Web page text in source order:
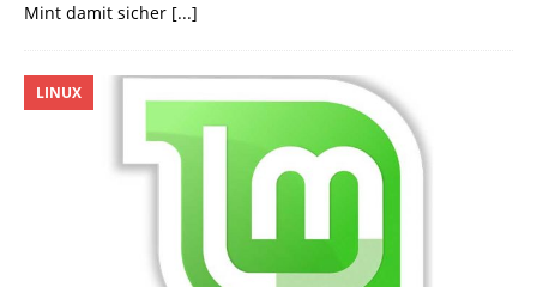
Mint damit sicher [...]
LINUX